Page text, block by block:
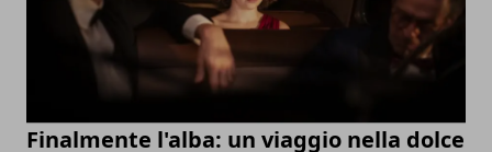
Finalmente l'alba: un viaggio nella dolce